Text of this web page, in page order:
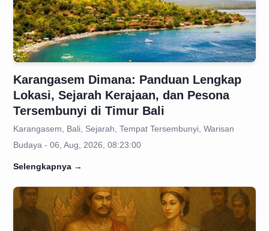
Karangasem Dimana: Panduan Lengkap
Lokasi, Sejarah Kerajaan, dan Pesona
Tersembunyi di Timur Bali
Karangasem, Bali, Sejarah, Tempat Tersembunyi, Warisan
Budaya - 06, Aug, 2026, 08:23:00
Selengkapnya →